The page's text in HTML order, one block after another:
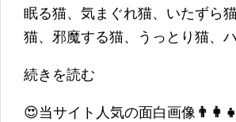
眠る猫、気まぐれ猫、いたずら
猫、邪魔する猫、うっとり猫、
続きを読む
😍当サイト人気の面白画像